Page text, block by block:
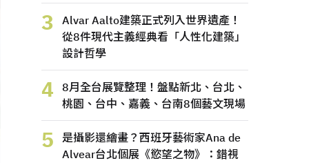
3
Alvar Aalto建築正式列入世界遺產！
從8件現代主義經典看「人性化建築」
設計哲學
4
8月全台展覽整理！盤點新北、台北、
桃園、台中、嘉義、台南8個藝文現場
5
是攝影還繪畫？西班牙藝術家Ana de
Alvear台北個展《慾望之物》：錯視